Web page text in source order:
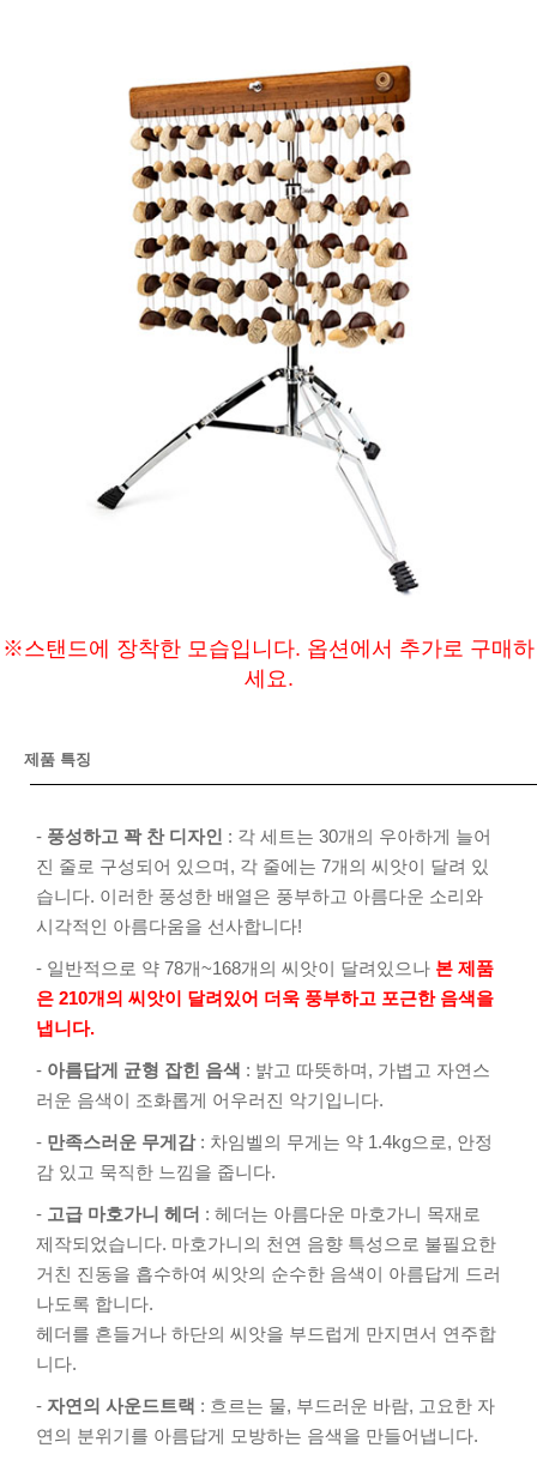
※스탠드에 장착한 모습입니다. 옵션에서 추가로 구매하
세요.
제품 특징
- 풍성하고 꽉 찬 디자인 : 각 세트는 30개의 우아하게 늘어
진 줄로 구성되어 있으며, 각 줄에는 7개의 씨앗이 달려 있
습니다. 이러한 풍성한 배열은 풍부하고 아름다운 소리와
시각적인 아름다움을 선사합니다!
- 일반적으로 약 78개~168개의 씨앗이 달려있으나 본 제품
은 210개의 씨앗이 달려있어 더욱 풍부하고 포근한 음색을
냅니다.
- 아름답게 균형 잡힌 음색 : 밝고 따뜻하며, 가볍고 자연스
러운 음색이 조화롭게 어우러진 악기입니다.
- 만족스러운 무게감: 차임벨의 무게는 약 1.4kg으로, 안정
감 있고 묵직한 느낌을 줍니다.
- 고급 마호가니 헤더 : 헤더는 아름다운 마호가니 목재로
제작되었습니다. 마호가니의 천연 음향 특성으로 불필요한
거친 진동을 흡수하여 씨앗의 순수한 음색이 아름답게 드러
나도록 합니다.
헤더를 흔들거나 하단의 씨앗을 부드럽게 만지면서 연주합
니다.
- 자연의 사운드트랙 : 흐르는 물, 부드러운 바람, 고요한 자
연의 분위기를 아름답게 모방하는 음색을 만들어냅니다.